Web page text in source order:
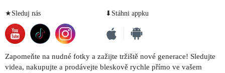
★Sleduj nás ⬇Stáhni appku
Zapomeňte na nudné fotky a zažijte tržiště nové generace! Sledujte
videa, nakupujte a prodávejte bleskově rychle přímo ve vašem